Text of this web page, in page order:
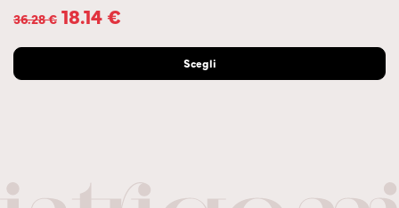
36.28€ 18.14€
Scegli